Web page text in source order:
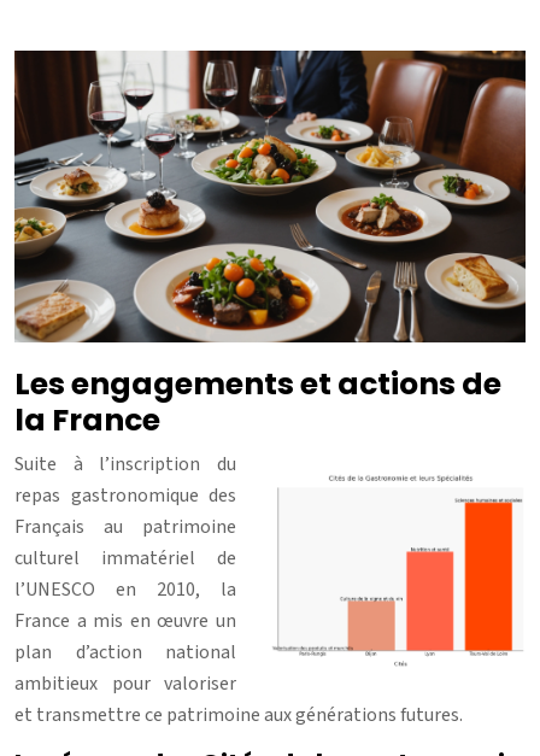
Les engagements et actions de
la France
Suite à l’inscription du
repas gastronomique des
Français au patrimoine
culturel immatériel de
l’UNESCO en 2010, la
France a mis en œuvre un
plan d’action national
ambitieux pour valoriser
et transmettre ce patrimoine aux générations futures.